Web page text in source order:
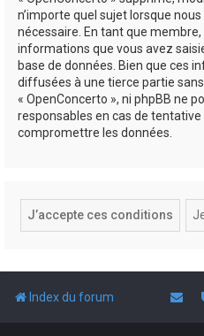
n’importe quel sujet lorsque
nécessaire. En tant que
informations que vous avez
base de données. Bien que ces
diffusées à une tierce partie
« OpenConcerto », ni phpBB ne
responsables en cas de
compromettre les données.
Index du forum